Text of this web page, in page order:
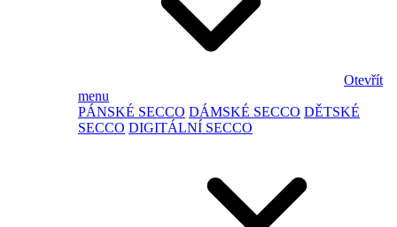
Otevřít
menu
PÁNSKÉ SECCO DÁMSKÉ SECCO DĚTSKÉ
SECCO DIGITÁLNÍ SECCO